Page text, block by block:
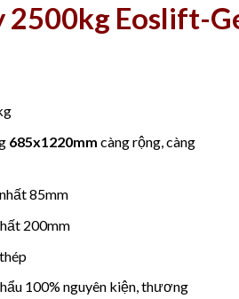
2500kg Eoslift-
685x1220mm càng rộng, càng
85mm
200mm
100% nguyên kiện, thương